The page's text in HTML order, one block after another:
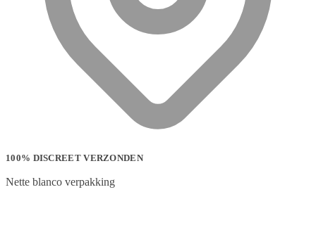
100% DISCREET VERZONDEN
Nette blanco verpakking